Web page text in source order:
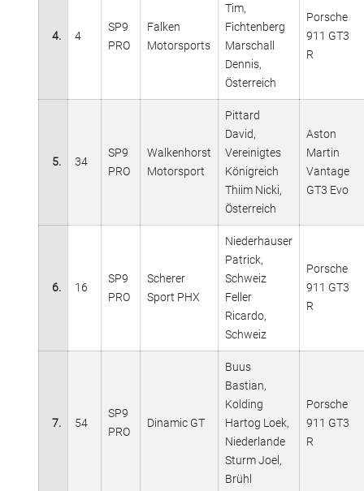
4. 4
SP9
PRO
Falken
Motorsports
Tim,
Fichtenberg
Marschall
Dennis,
Österreich
Porsche
911 GT3
R
5. 34
SP9
PRO
Walkenhorst
Motorsport
Pittard
David,
Vereinigtes
Königreich
Thiim Nicki,
Österreich
Aston
Martin
Vantage
GT3 Evo
6. 16
SP9
PRO
Scherer
Sport PHX
Niederhauser
Patrick,
Schweiz
Feller
Ricardo,
Schweiz
Porsche
911 GT3
R
7. 54
SP9
PRO
Dinamic GT
Buus
Bastian,
Kolding
Hartog Loek,
Niederlande
Sturm Joel,
Brühl
Porsche
911 GT3
R